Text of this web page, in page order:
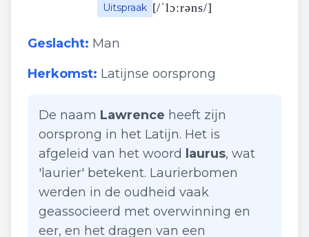
Uitspraak [/ˈlɔːrəns/]
Geslacht: Man
Herkomst: Latijnse oorsprong
De naam Lawrence heeft zijn
oorsprong in het Latijn. Het is
afgeleid van het woord
laurus, wat
'laurier' betekent. Laurierbomen
werden in de oudheid vaak
geassocieerd met overwinning en
eer, en het dragen van een